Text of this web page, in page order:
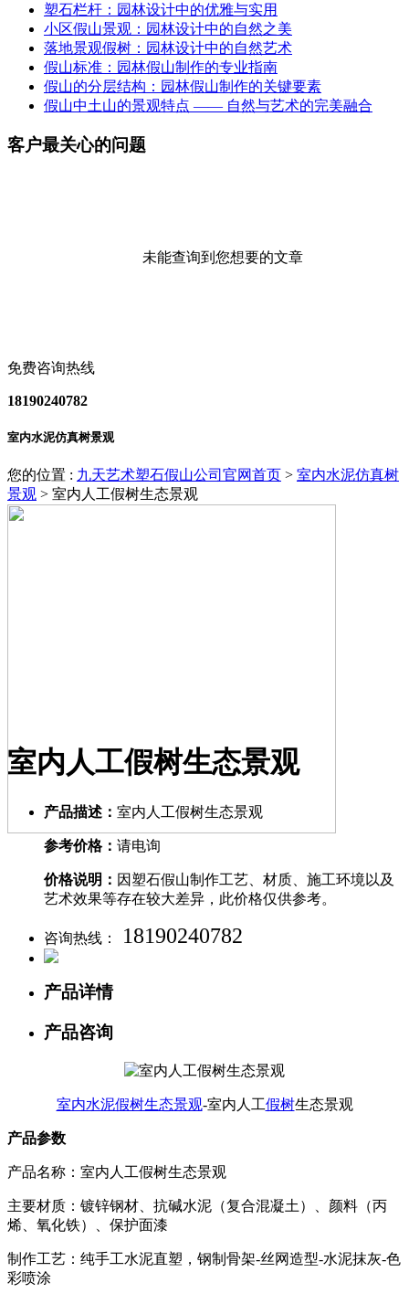
塑石栏杆：园林设计中的优雅与实用
小区假山景观：园林设计中的自然之美
落地景观假树：园林设计中的自然艺术
假山标准：园林假山制作的专业指南
假山的分层结构：园林假山制作的关键要素
假山中土山的景观特点 —— 自然与艺术的完美融合
客户最关心的问题
未能查询到您想要的文章
免费咨询热线
18190240782
室内水泥仿真树景观
您的位置 : 九天艺术塑石假山公司官网首页 > 室内水泥仿真树
景观 > 室内人工假树生态景观
室内人工假树生态景观
产品描述： 室内人工假树生态景观
参考价格： 请电询
价格说明： 因塑石假山制作工艺、材质、施工环境以及
艺术效果等存在较大差异，此价格仅供参考。
咨询热线： 18190240782
产品详情
产品咨询
室内水泥假树生态景观-室内人工假树生态景观
产品参数
产品名称：室内人工假树生态景观
主要材质：镀锌钢材、抗碱水泥（复合混凝土）、颜料（丙
烯、氧化铁）、保护面漆
制作工艺：纯手工水泥直塑，钢制骨架-丝网造型-水泥抹灰-色
彩喷涂